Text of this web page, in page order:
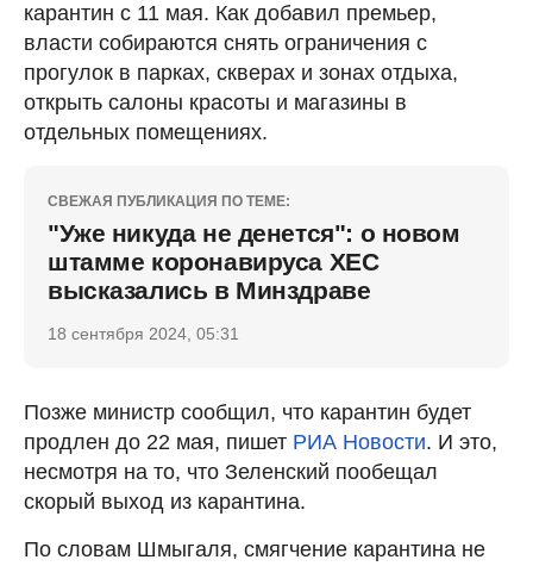
карантин с 11 мая. Как добавил премьер,
власти собираются снять ограничения с
прогулок в парках, скверах и зонах отдыха,
открыть салоны красоты и магазины в
отдельных помещениях.
СВЕЖАЯ ПУБЛИКАЦИЯ ПО ТЕМЕ:
"Уже никуда не денется": о новом
штамме коронавируса ХЕС
высказались в Минздраве
18 сентября 2024, 05:31
Позже министр сообщил, что карантин будет
продлен до 22 мая, пишет РИА Новости. И это,
несмотря на то, что Зеленский пообещал
скорый выход из карантина.
По словам Шмыгаля, смягчение карантина не